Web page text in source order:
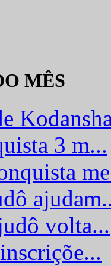
MÊS
3 m...
volta...